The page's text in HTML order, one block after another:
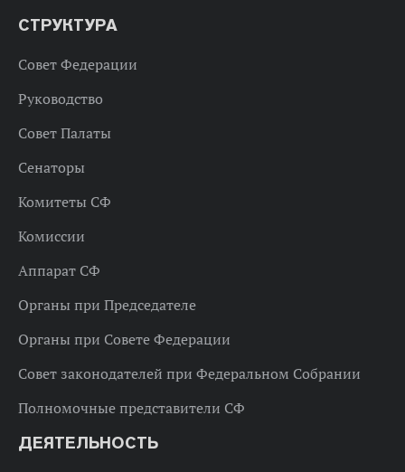
СТРУКТУРА
Совет Федерации
Руководство
Совет Палаты
Сенаторы
Комитеты СФ
Комиссии
Аппарат СФ
Органы при Председателе
Органы при Совете Федерации
Совет законодателей при Федеральном Собрании
Полномочные представители СФ
ДЕЯТЕЛЬНОСТЬ